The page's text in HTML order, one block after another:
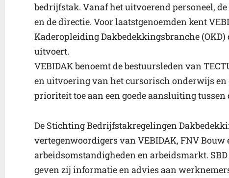
bedrijfstak. Vanaf het uitvoerend personeel,
en de directie. Voor laatstgenoemden kent
Kaderopleiding Dakbedekkingsbranche
uitvoert.
VEBIDAK benoemt de bestuursleden van
en uitvoering van het cursorisch onderwijs
prioriteit toe aan een goede aansluiting
De Stichting Bedrijfstakregelingen
vertegenwoordigers van VEBIDAK, FNV
arbeidsomstandigheden en arbeidsmarkt.
geven zij informatie en advies aan